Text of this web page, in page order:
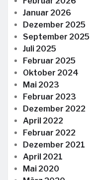
Januar 2026
Dezember 2025
September 2025
Juli 2025
Februar 2025
Oktober 2024
Mai 2023
Februar 2023
Dezember 2022
April 2022
Februar 2022
Dezember 2021
April 2021
Mai 2020